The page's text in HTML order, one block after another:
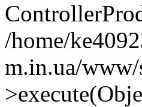
/home/
m.in.ua/